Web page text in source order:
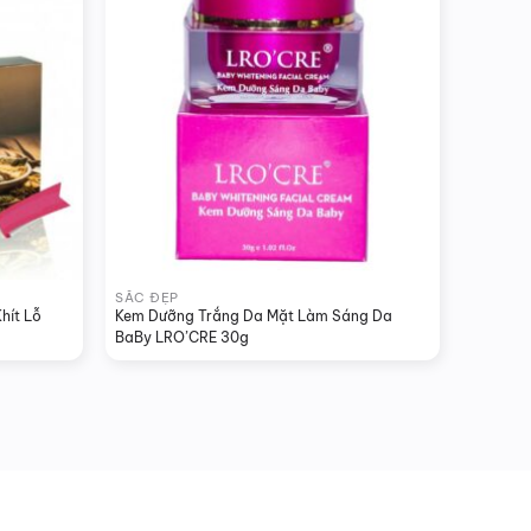
Lỗ
SẮC ĐẸP
Kem Dưỡng Trắng Da Mặt Làm Sáng Da
BaBy LRO’CRE 30g